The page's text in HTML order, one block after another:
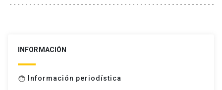
INFORMACIÓN
face Información periodística